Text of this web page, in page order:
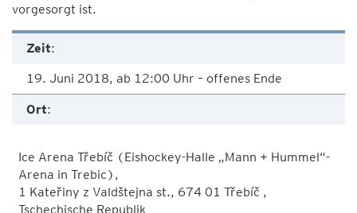
vorgesorgt ist.
Zeit:
19. Juni 2018, ab 12:00 Uhr – offenes Ende
Ort:
Ice Arena Třebíč (Eishockey-Halle „Mann + Hummel“-
Arena in Trebic),
1 Kateřiny z Valdštejna st., 674 01 Třebíč ,
Tschechische Republik